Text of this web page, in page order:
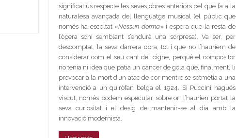
significatius respecte les seves obres anteriors pel que fa a la
naturalesa avançada del llenguatge musical (el públic que
només ha escoltat «Nessun dorma» i espera que la resta de
l’òpera soni semblant s’endurà una sorpresa). Va ser, per
descomptat, la seva darrera obra, tot i que no l’hauríem de
considerar com el seu cant del cigne, perquè el compositor
no tenia ni idea que patia un càncer de gola que, finalment, li
provocaria la mort d’un atac de cor mentre se sotmetia a una
intervenció a un quiròfan belga el 1924. Si Puccini hagués
viscut, només podem especular sobre on l’haurien portat la
seva curiositat i el desig de mantenir-se al dia amb la
innovació modernista.